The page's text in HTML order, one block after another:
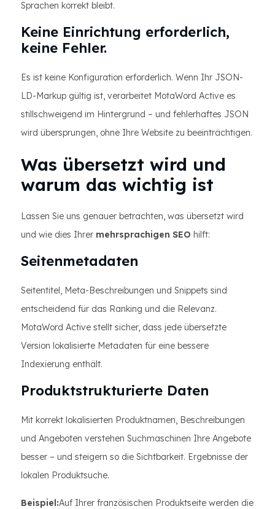
Sprachen korrekt bleibt.
Keine Einrichtung erforderlich,
keine Fehler.
Es ist keine Konfiguration erforderlich. Wenn Ihr JSON-
LD-Markup gültig ist, verarbeitet MotaWord Active es
stillschweigend im Hintergrund – und fehlerhaftes JSON
wird übersprungen, ohne Ihre Website zu beeinträchtigen.
Was übersetzt wird und
warum das wichtig ist
Lassen Sie uns genauer betrachten, was übersetzt wird
und wie dies Ihrer mehrsprachigen SEO hilft:
Seitenmetadaten
Seitentitel, Meta-Beschreibungen und Snippets sind
entscheidend für das Ranking und die Relevanz.
MotaWord Active stellt sicher, dass jede übersetzte
Version lokalisierte Metadaten für eine bessere
Indexierung enthält.
Produktstrukturierte Daten
Mit korrekt lokalisierten Produktnamen, Beschreibungen
und Angeboten verstehen Suchmaschinen Ihre Angebote
besser – und steigern so die Sichtbarkeit. Ergebnisse der
lokalen Produktsuche.
Beispiel:Auf Ihrer französischen Produktseite werden die